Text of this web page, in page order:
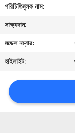
যোগাযোগ
করুন
খবর
কেস
পরিচিতিমুলক নাম:
সাক্ষ্যদান:
মডেল নম্বার:
হাইলাইট: